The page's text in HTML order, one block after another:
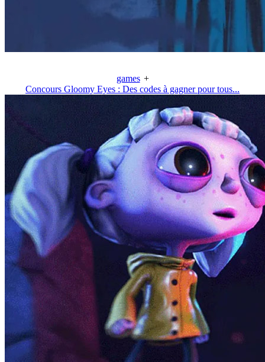
games +
Concours Gloomy Eyes : Des codes à gagner pour tous...